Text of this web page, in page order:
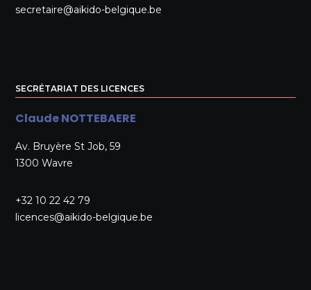
secretaire@aikido-belgique.be
SECRÉTARIAT DES LICENCES
Claude NOTTEBAERE
Av. Bruyère St Job, 59
1300 Wavre
+32 10 22 42 79
licences@aikido-belgique.be